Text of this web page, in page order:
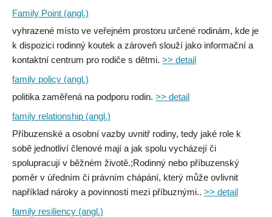
Family Point (angl.)
vyhrazené místo ve veřejném prostoru určené rodinám, kde je
k dispozici rodinný koutek a zároveň slouží jako informační a
kontaktní centrum pro rodiče s dětmi. >> detail
family policy (angl.)
politika zaměřená na podporu rodin. >> detail
family relationship (angl.)
Příbuzenské a osobní vazby uvnitř rodiny, tedy jaké role k
sobě jednotliví členové mají a jak spolu vycházejí či
spolupracují v běžném životě.;Rodinný nebo příbuzenský
poměr v úředním či právním chápání, který může ovlivnit
například nároky a povinnosti mezi příbuznými.. >> detail
family resiliency (angl.)